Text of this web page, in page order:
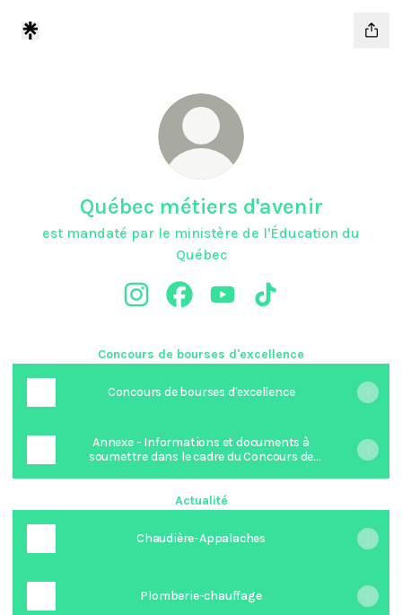
Québec métiers d'avenir
est mandaté par le ministère de l'Éducation du
Québec
Concours de bourses d'excellence
Concours de bourses d'excellence
Annexe - Informations et documents à
soumettre dans le cadre du Concours de
Actualité
Chaudière-Appalaches
Plomberie-chauffage